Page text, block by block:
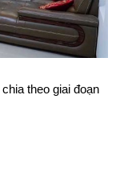
theo giai đoạn